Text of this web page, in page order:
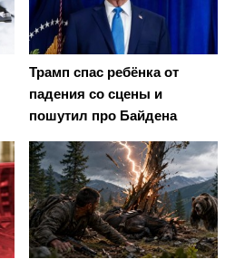
Трамп спас ребёнка от
падения со сцены и
пошутил про Байдена